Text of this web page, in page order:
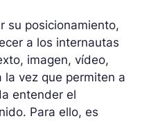
su posicionamiento,
a los internautas
imagen, vídeo,
la vez que permiten a
entender el
Para ello, es